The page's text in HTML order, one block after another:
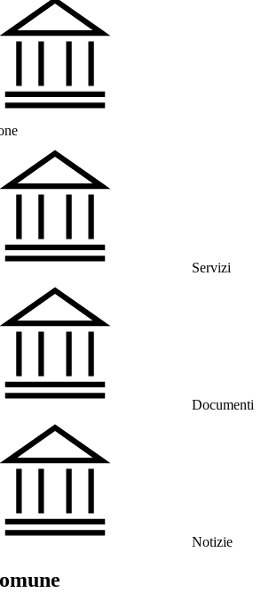
Servizi
Documenti
Notizie